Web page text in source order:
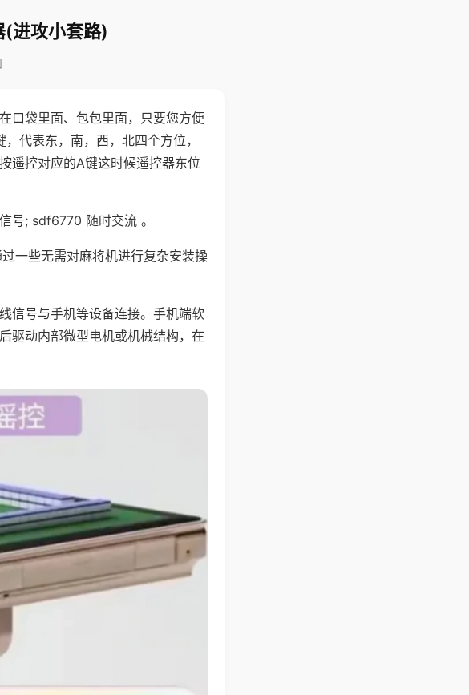
(进攻小套路)
口袋里面、包包里面，只要您方便
代表东，南，西，北四个方位，
遥控对应的A键这时候遥控器东位
号; sdf6770 随时交流 。
一些无需对麻将机进行复杂安装操
信号与手机等设备连接。手机端软
驱动内部微型电机或机械结构，在